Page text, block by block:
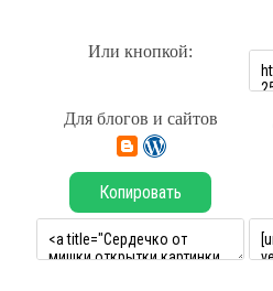
Или кнопкой:
Для блогов и сайтов
Копировать